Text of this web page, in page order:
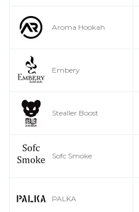
Aroma Hookah
Embery
Stealler Boost
Sofc Smoke
PALKA